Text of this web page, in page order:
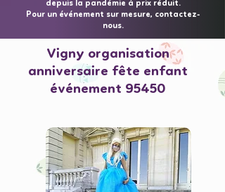
depuis la pandémie à prix réduit.
Pour un événement sur mesure, contactez-
nous.
Vigny organisation
anniversaire fête enfant
événement 95450